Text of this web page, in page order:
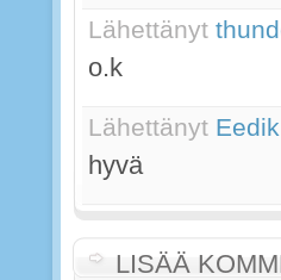
Lähettänyt
o.k
Lähettänyt Eedik
hyvä
LISÄÄ